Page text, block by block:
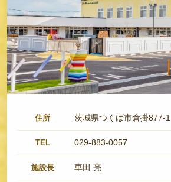
住所 茨城県つくば市倉掛877-1
TEL 029-883-0057
施設長 車田 亮